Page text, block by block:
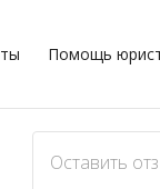
Помощь
Оставить